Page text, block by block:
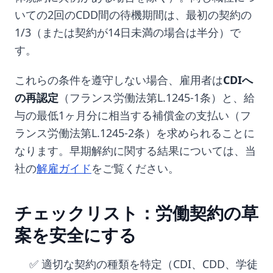
いての2回のCDD間の待機期間は、最初の契約の
1/3（または契約が14日未満の場合は半分）で
す。
これらの条件を遵守しない場合、雇用者はCDIへ
の再認定 （フランス労働法第L.1245-1条）と、給
与の最低1ヶ月分に相当する補償金の支払い（フ
ランス労働法第L.1245-2条）を求められることに
なります。早期解約に関する結果については、当
社の解雇ガイドをご覧ください。
チェックリスト：労働契約の草
案を安全にする
✅ 適切な契約の種類を特定（CDI、CDD、学徒